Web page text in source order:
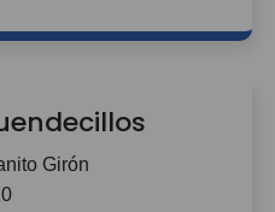
Girón